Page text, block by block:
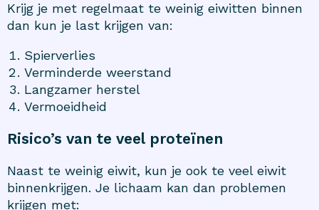
Krijg je met regelmaat te weinig eiwitten binnen
dan kun je last krijgen van:
Spierverlies
Verminderde weerstand
Langzamer herstel
Vermoeidheid
Risico’s van te veel proteïnen
Naast te weinig eiwit, kun je ook te veel eiwit
binnenkrijgen. Je lichaam kan dan problemen
krijgen met: